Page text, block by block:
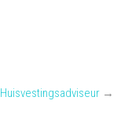
→